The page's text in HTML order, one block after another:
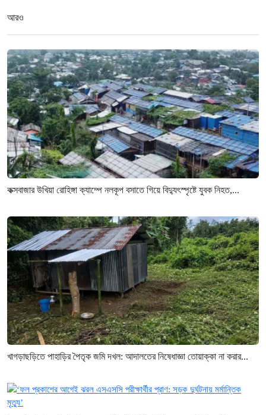
আরও
কক্সবাজার উখিয়া রোহিঙ্গা ক্যাম্পে নলকূপ বসাতে গিয়ে বিদ্যুৎস্পৃষ্টে যুবক নিহত,...
খাগড়াছড়িতে পাহাড়ির পৈতৃক জমি দখল: আদালতের নিষেধাজ্ঞা তোয়াক্কা না করার...